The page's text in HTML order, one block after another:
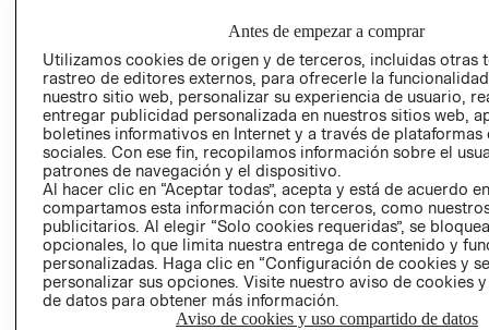
PRENSA
RELACIÓN CON
INVERSIONISTAS
POLÍTICA
EMPRESARIAL
- RETIRO EN
TIENDA
TÉRMINOS Y
CONDICIONES
PRIVACIDAD
GIFT CARD
AVISO DE
COOKIES
Antes de empezar a comprar
Utilizamos cookies de origen y de terceros, incluidas otras
rastreo de editores externos, para ofrecerle la
nuestro sitio web, personalizar su experiencia de usuario,
entregar publicidad personalizada en nuestros sitios web,
boletines informativos en Internet y a través de plataformas
sociales. Con ese fin, recopilamos información sobre el
patrones de navegación y el dispositivo.
Al hacer clic en “Aceptar todas”, acepta y está de acuerdo
compartamos esta información con terceros, como
publicitarios. Al elegir “Solo cookies requeridas”, se
opcionales, lo que limita nuestra entrega de contenido y
personalizadas. Haga clic en “Configuración de cookies y
personalizar sus opciones. Visite nuestro aviso de cookies
de datos para obtener más información.
Aviso de cookies y uso compartido de datos